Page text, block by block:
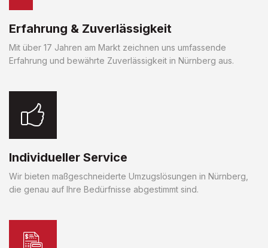
Erfahrung & Zuverlässigkeit
Mit über 17 Jahren am Markt zeichnen uns umfassende
Erfahrung und bewährte Zuverlässigkeit in Nürnberg aus.
Individueller Service
Wir bieten maßgeschneiderte Umzugslösungen in Nürnberg,
die genau auf Ihre Bedürfnisse abgestimmt sind.